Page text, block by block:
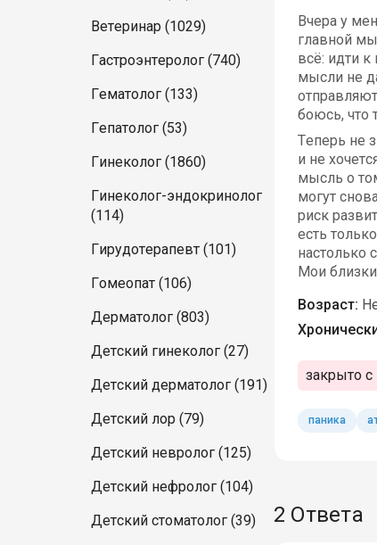
Ветеринар (1029)
Гастроэнтеролог (740)
Гематолог (133)
Гепатолог (53)
Гинеколог (1860)
Гинеколог-эндокринолог
(114)
Гирудотерапевт (101)
Гомеопат (106)
Дерматолог (803)
Детский гинеколог (27)
Детский дерматолог (191)
Детский лор (79)
Детский невролог (125)
Детский нефролог (104)
Детский стоматолог (39)
Вчера у
главной
всё: идти к
мысли не
боюсь, что
Теперь не
и не
мысль о
могут
риск
есть
настолько
Мои
Возраст:
закрыто с
паника
2 Ответа